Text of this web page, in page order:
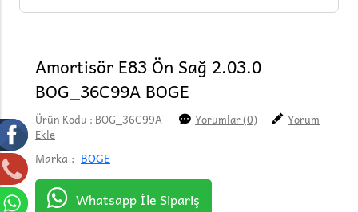
Amortisör E83 Ön Sağ 2.03.0
BOG_36C99A BOGE
Ürün Kodu : BOG_36C99A Yorumlar (0)
Yorum
Ekle
Marka : BOGE
Whatsapp İle Sipariş